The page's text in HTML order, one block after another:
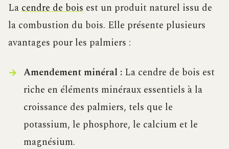
Lacendre de bois est un produit naturel issu de
la combustion du bois. Elle présente plusieurs
avantages pour les palmiers :
Amendement minéral :La cendre de bois est
riche en éléments minéraux essentiels à la
croissance des palmiers, tels que le
potassium, le phosphore, le calcium et le
magnésium.